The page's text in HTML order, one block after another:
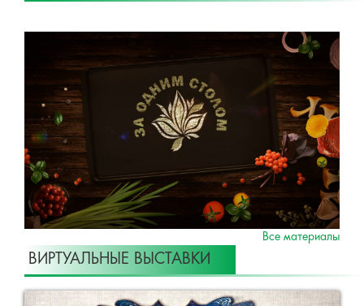
Все материалы
ВИРТУАЛЬНЫЕ ВЫСТАВКИ